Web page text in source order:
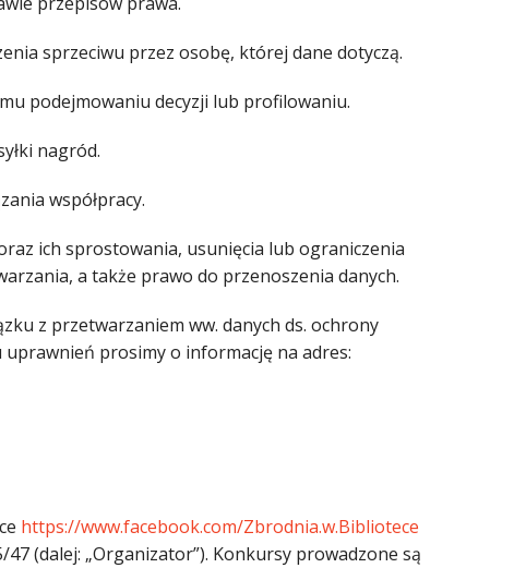
sprzeciwu przez osobę, której dane dotyczą.
podejmowaniu decyzji lub profilowaniu.
nagród.
współpracy.
ich sprostowania, usunięcia lub ograniczenia
a także prawo do przenoszenia danych.
z przetwarzaniem ww. danych ds. ochrony
uprawnień prosimy o informację na adres:
https://www.facebook.com/Zbrodnia.w.Bibliotece
(dalej: „Organizator”). Konkursy prowadzone są